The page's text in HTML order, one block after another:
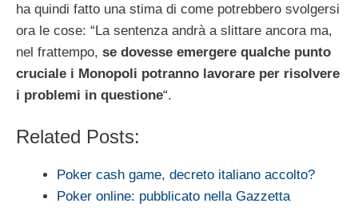
ha quindi fatto una stima di come potrebbero svolgersi
ora le cose: “La sentenza andrà a slittare ancora ma,
nel frattempo, se dovesse emergere qualche punto
cruciale i Monopoli potranno lavorare per risolvere
i problemi in questione“.
Related Posts:
Poker cash game, decreto italiano accolto?
Poker online: pubblicato nella Gazzetta